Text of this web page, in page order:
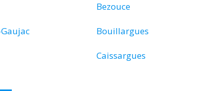
Bezouce
Bouillargues
Caissargues